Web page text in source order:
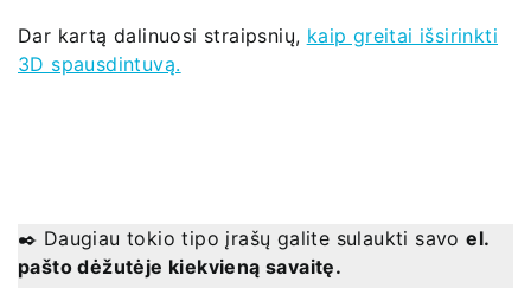
Dar kartą dalinuosi straipsnių, kaip greitai išsirinkti
3D spausdintuvą.
✒️ Daugiau tokio tipo įrašų galite sulaukti savoel.
pašto dėžutėje kiekvieną savaitę.